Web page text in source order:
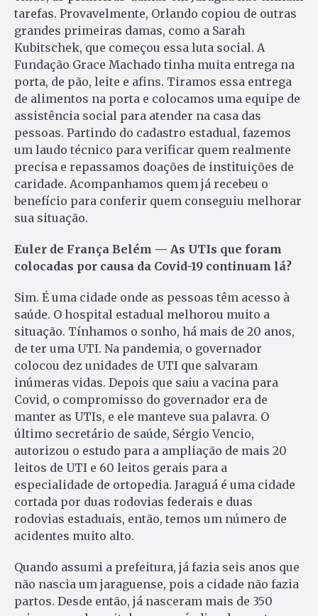
tarefas. Provavelmente, Orlando copiou de outras
grandes primeiras damas, como a Sarah
Kubitschek, que começou essa luta social. A
Fundação Grace Machado tinha muita entrega na
porta, de pão, leite e afins. Tiramos essa entrega
de alimentos na porta e colocamos uma equipe de
assistência social para atender na casa das
pessoas. Partindo do cadastro estadual, fazemos
um laudo técnico para verificar quem realmente
precisa e repassamos doações de instituições de
caridade. Acompanhamos quem já recebeu o
benefício para conferir quem conseguiu melhorar
sua situação.
Euler de França Belém — As UTIs que foram
colocadas por causa da Covid-19 continuam lá?
Sim. É uma cidade onde as pessoas têm acesso à
saúde. O hospital estadual melhorou muito a
situação. Tínhamos o sonho, há mais de 20 anos,
de ter uma UTI. Na pandemia, o governador
colocou dez unidades de UTI que salvaram
inúmeras vidas. Depois que saiu a vacina para
Covid, o compromisso do governador era de
manter as UTIs, e ele manteve sua palavra. O
último secretário de saúde, Sérgio Vencio,
autorizou o estudo para a ampliação de mais 20
leitos de UTI e 60 leitos gerais para a
especialidade de ortopedia. Jaraguá é uma cidade
cortada por duas rodovias federais e duas
rodovias estaduais, então, temos um número de
acidentes muito alto.
Quando assumi a prefeitura, já fazia seis anos que
não nascia um jaraguense, pois a cidade não fazia
partos. Desde então, já nasceram mais de 350